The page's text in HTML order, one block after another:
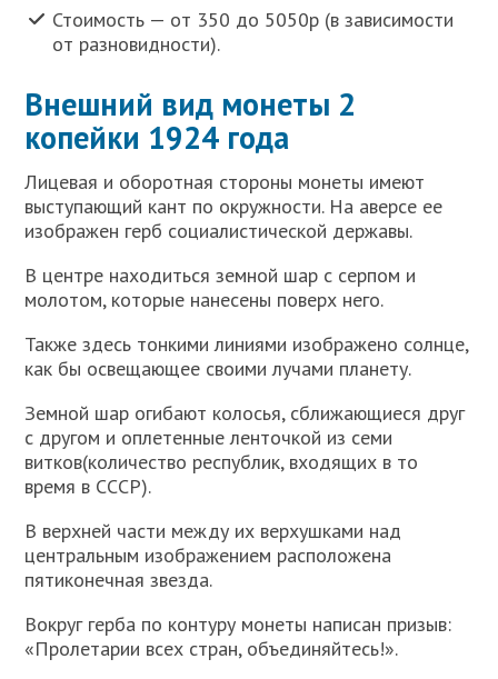
Стоимость — от 350 до 5050р (в зависимости
от разновидности).
Внешний вид монеты 2
копейки 1924 года
Лицевая и оборотная стороны монеты имеют
выступающий кант по окружности. На аверсе ее
изображен герб социалистической державы.
В центре находиться земной шар с серпом и
молотом, которые нанесены поверх него.
Также здесь тонкими линиями изображено солнце,
как бы освещающее своими лучами планету.
Земной шар огибают колосья, сближающиеся друг
с другом и оплетенные ленточкой из семи
витков(количество республик, входящих в то
время в СССР).
В верхней части между их верхушками над
центральным изображением расположена
пятиконечная звезда.
Вокруг герба по контуру монеты написан призыв:
«Пролетарии всех стран, объединяйтесь!».